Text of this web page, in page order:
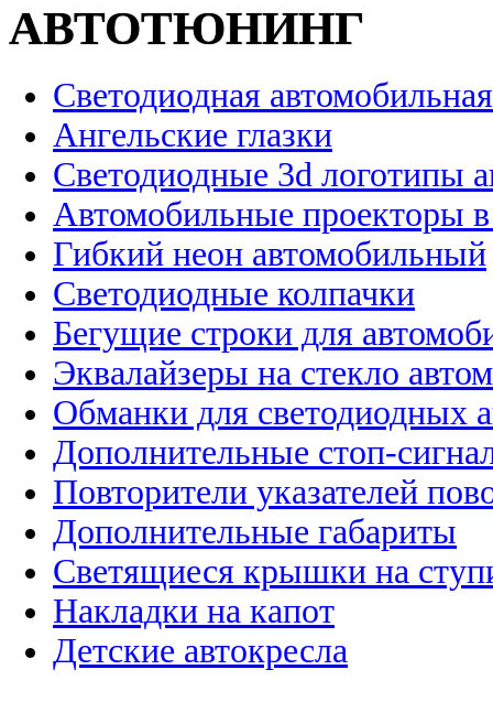
АВТОТЮНИНГ
Светодиодная
Ангельские глазки
Светодиодные 3d логотипы
Автомобильные проекторы
Гибкий неон автомобильный
Светодиодные колпачки
Бегущие строки для
Эквалайзеры на стекло
Обманки для светодиодных
Дополнительные стоп-
Повторители указателей
Дополнительные габариты
Светящиеся крышки на
Накладки на капот
Детские автокресла